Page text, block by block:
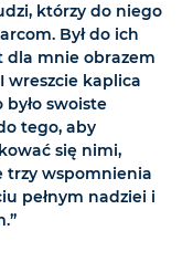
którzy do niego
Był do ich
dla mnie obrazem
wreszcie kaplica
swoiste
tego, aby
się nimi,
trzy wspomnienia
pełnym nadziei i